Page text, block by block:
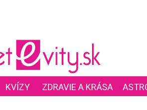
KVÍZY ZDRAVIE A KRÁSA